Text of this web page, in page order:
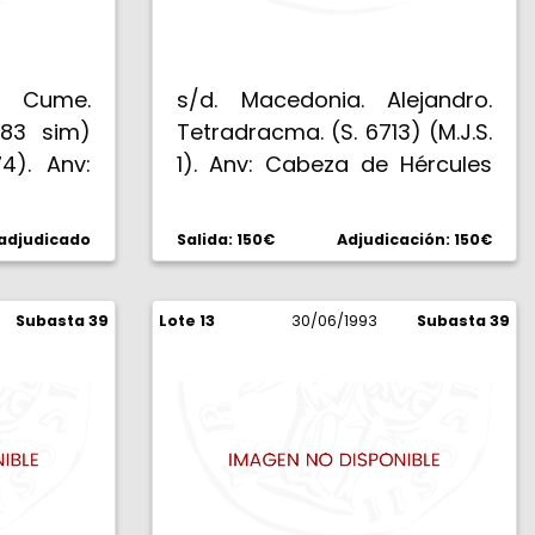
sim)
Anv:
sujeto
s/d. Macedonia. Alejandro.
Tetradracma. (S. 6713) (M.J.S.
1). Anv: Cabeza de Hércules
ALEXANDROU. Zeus sentado
en trono sin respaldo, a
izquierda, con águila y cetro,
delante, proa a izquierda.
Salida: 150€ Adjudicación: 150€
Subasta 39 Lote 13 30/06/1993 Subasta 39